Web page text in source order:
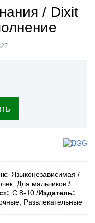
/ Dixit
Языконезависимая
Для мальчиков
С 8-10 Издатель
Развлекательные